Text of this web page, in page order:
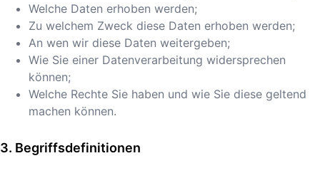
Welche Daten erhoben werden;
Zu welchem Zweck diese Daten erhoben werden;
An wen wir diese Daten weitergeben;
Wie Sie einer Datenverarbeitung widersprechen
können;
Welche Rechte Sie haben und wie Sie diese geltend
machen können.
Begriffsdefinitionen